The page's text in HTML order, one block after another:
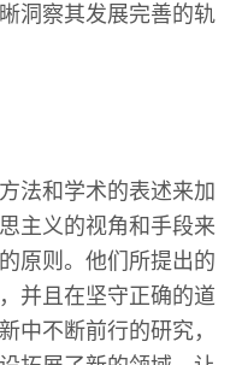
洞察其发展完善的轨
法和学术的表述来加
主义的视角和手段来
原则。他们所提出的
并且在坚守正确的道
中不断前行的研究，